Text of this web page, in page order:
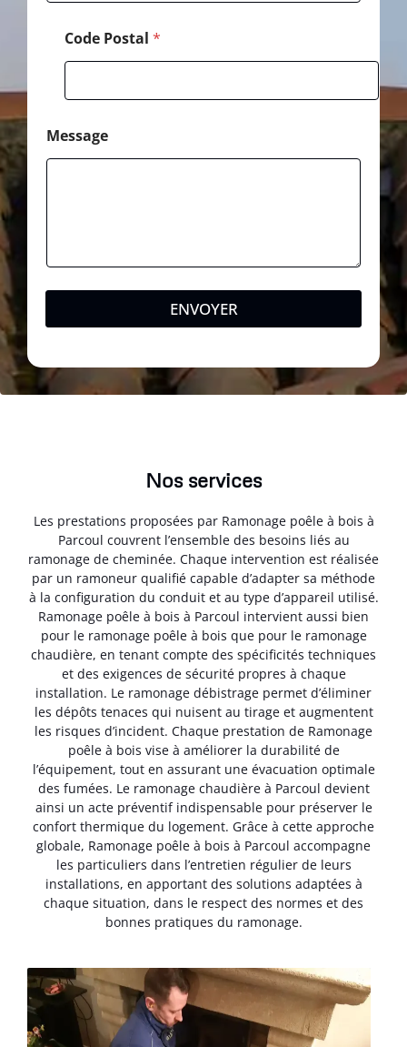
T
n
e
Code Postal *
Message
ENVOYER
Nos services
Les prestations proposées par Ramonage poêle à bois à
Parcoul couvrent l’ensemble des besoins liés au
ramonage de cheminée. Chaque intervention est réalisée
par un ramoneur qualifié capable d’adapter sa méthode
à la configuration du conduit et au type d’appareil utilisé.
Ramonage poêle à bois à Parcoul intervient aussi bien
pour le ramonage poêle à bois que pour le ramonage
chaudière, en tenant compte des spécificités techniques
et des exigences de sécurité propres à chaque
installation. Le ramonage débistrage permet d’éliminer
les dépôts tenaces qui nuisent au tirage et augmentent
les risques d’incident. Chaque prestation de Ramonage
poêle à bois vise à améliorer la durabilité de
l’équipement, tout en assurant une évacuation optimale
des fumées. Le ramonage chaudière à Parcoul devient
ainsi un acte préventif indispensable pour préserver le
confort thermique du logement. Grâce à cette approche
globale, Ramonage poêle à bois à Parcoul accompagne
les particuliers dans l’entretien régulier de leurs
installations, en apportant des solutions adaptées à
chaque situation, dans le respect des normes et des
bonnes pratiques du ramonage.